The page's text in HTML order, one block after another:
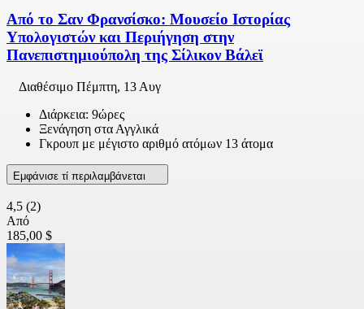
Από το Σαν Φρανσίσκο: Μουσείο Ιστορίας
Υπολογιστών και Περιήγηση στην
Πανεπιστημιούπολη της Σίλικον Βάλεϊ
Διαθέσιμο Πέμπτη, 13 Αυγ
Διάρκεια: 9ώρες
Ξενάγηση στα Αγγλικά
Γκρουπ με μέγιστο αριθμό ατόμων 13 άτομα
Εμφάνισε τί περιλαμβάνεται
4,5 (2)
Από
185,00 $